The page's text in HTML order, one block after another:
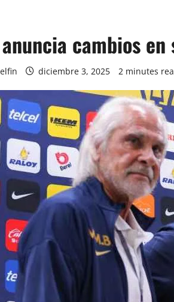
cambios
diciembre 3, 2025 2 minutes